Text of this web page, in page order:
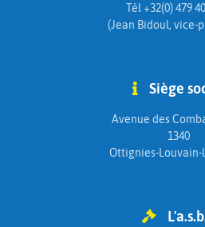
Tél +32(0) 479
(Jean Bidoul, vice-
Siège
Avenue des
1340
Ottignies-Louvain-